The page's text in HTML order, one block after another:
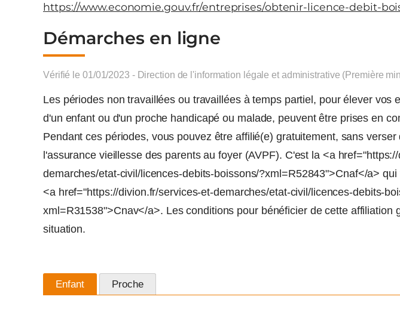
https://www.economie.gouv.fr/entreprises/obtenir-licence-debit-
Démarches en ligne
Vérifié le 01/01/2023 - Direction de l'information légale et administrative (Première
Les périodes non travaillées ou travaillées à temps partiel, pour élever vos
d'un enfant ou d'un proche handicapé ou malade, peuvent être prises en
Pendant ces périodes, vous pouvez être affilié(e) gratuitement, sans verser
l'assurance vieillesse des parents au foyer (AVPF). C'est la <a
demarches/etat-civil/licences-debits-boissons/?xml=R52843">Cnaf</a>
<a href="https://divion.fr/services-et-demarches/etat-civil/licences-debits-
xml=R31538">Cnav</a>. Les conditions pour bénéficier de cette affiliation
situation.
Enfant Proche